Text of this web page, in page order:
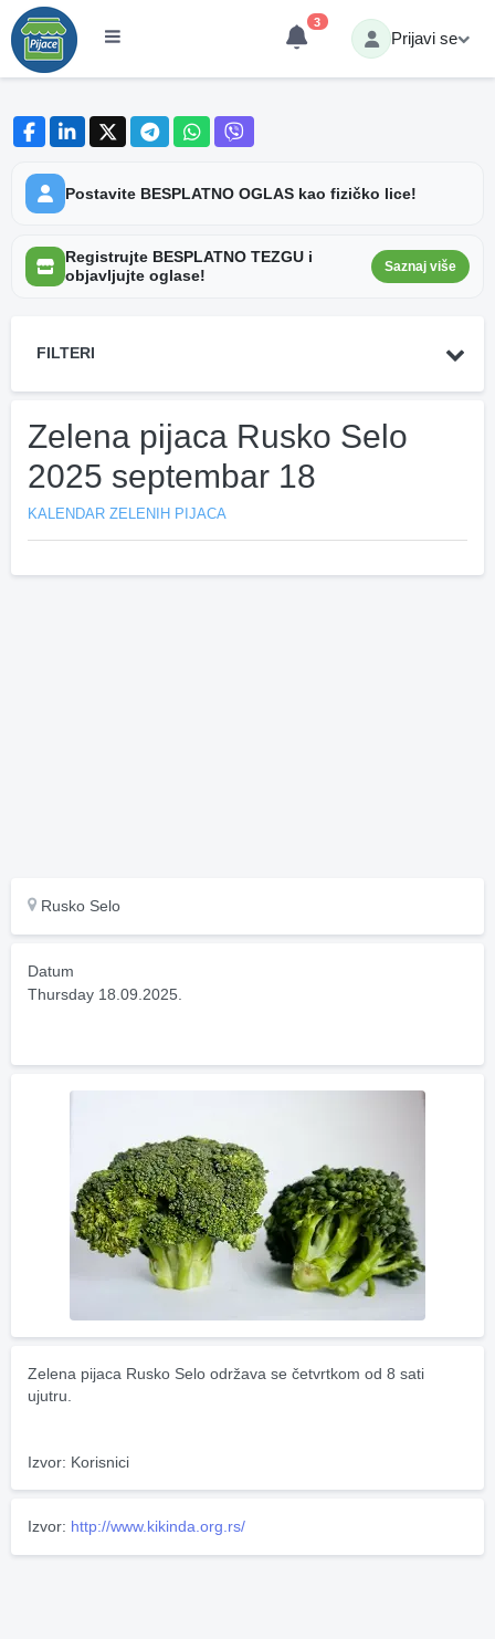
3
Prijavi se
Postavite BESPLATNO OGLAS kao fizičko lice!
Registrujte BESPLATNO TEZGU i
objavljujte oglase!
Saznaj više
FILTERI
Zelena pijaca Rusko Selo
2025 septembar 18
KALENDAR ZELENIH PIJACA
Rusko Selo
Datum
Thursday 18.09.2025.
Zelena pijaca Rusko Selo održava se četvrtkom od 8 sati
ujutru.
Izvor: Korisnici
Izvor: http://www.kikinda.org.rs/